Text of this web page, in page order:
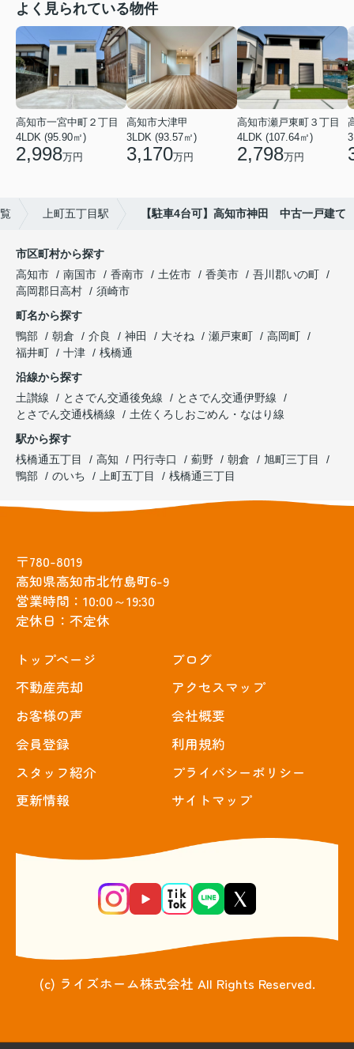
よく見られている物件
高知市一宮中町２丁目
4LDK (95.90㎡)
2,998万円
高知市大津甲
3LDK (93.57㎡)
3,170万円
高知市瀬戸東町３丁目
4LDK (107.64㎡)
2,798万円
上町五丁目駅 【駐車4台可】高知市神田 中古一戸建て
市区町村から探す
高知市
南国市 香南市 土佐市 香美市
吾川郡いの町
高岡郡日高村
須崎市
町名から探す
鴨部
朝倉 介良 神田 大そね 瀬戸東町
高岡町
福井町
十津
桟橋通
沿線から探す
土讃線
とさでん交通後免線
とさでん交通伊野線
とさでん交通桟橋線
土佐くろしおごめん・なはり線
駅から探す
桟橋通五丁目
高知 円行寺口 薊野 朝倉
旭町三丁目
鴨部
のいち 上町五丁目 桟橋通三丁目
〒780-8019
高知県高知市北竹島町6-9
営業時間：10:00～19:30
定休日：不定休
トップぺージ
不動産売却
お客様の声
会員登録
スタッフ紹介
更新情報
ブログ
アクセスマップ
会社概要
利用規約
プライバシーポリシー
サイトマップ
(c) ライズホーム株式会社 All Rights Reserved.